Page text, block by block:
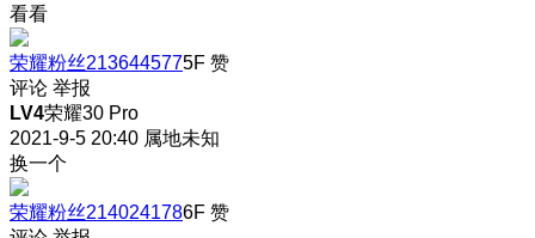
看看
荣耀粉丝2136445775F 赞
评论 举报
LV4荣耀30 Pro
2021-9-5 20:40 属地未知
换一个
荣耀粉丝2140241786F 赞